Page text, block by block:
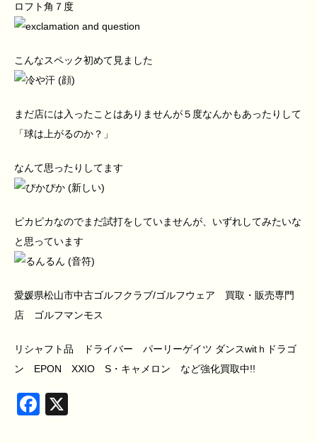
ロフト角７度
こんなスペック初めて見ました
まだ店には入ったことはありませんが５度なんかもあったりして
「球は上がるのか？」
なんて思ったりしてます
ピカピカなのでまだ試打をしていませんが、いずれしてみたいな
と思っています
愛媛県松山市中古ゴルフクラブ/ゴルフウェア 買取・販売専門
店 ゴルフマンモス
リシャフト品 ドライバー パーリーゲイツ ダンスwitｈドラゴ
ン EPON XXIO S・キャメロン など強化買取中!!
Facebook